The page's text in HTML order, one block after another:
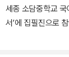
세종 소담중학교
서’에 집필진으로